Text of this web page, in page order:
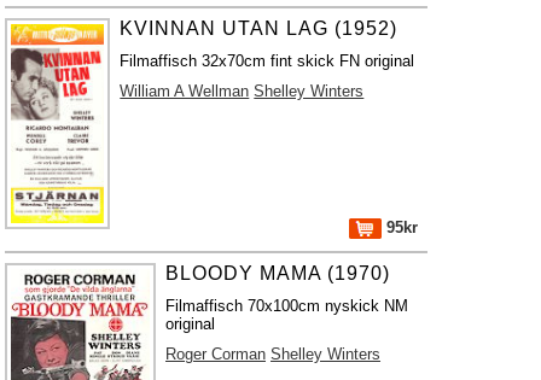
KVINNAN UTAN LAG (1952)
Filmaffisch 32x70cm fint skick FN original
William A Wellman Shelley Winters
95kr
BLOODY MAMA (1970)
Filmaffisch 70x100cm nyskick NM
original
Roger Corman Shelley Winters